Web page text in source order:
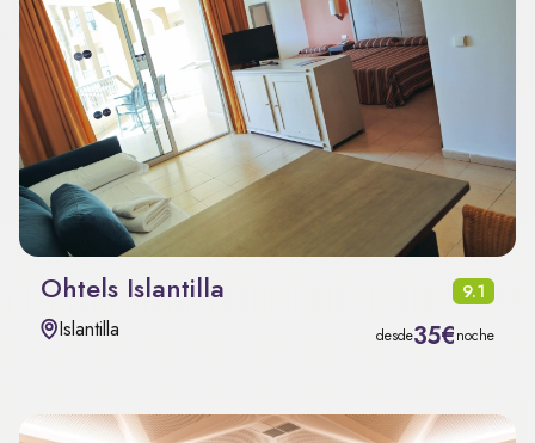
Ohtels Islantilla 9.1
Islantilla desde35€noche